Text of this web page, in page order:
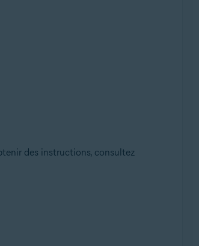
des instructions, consultez